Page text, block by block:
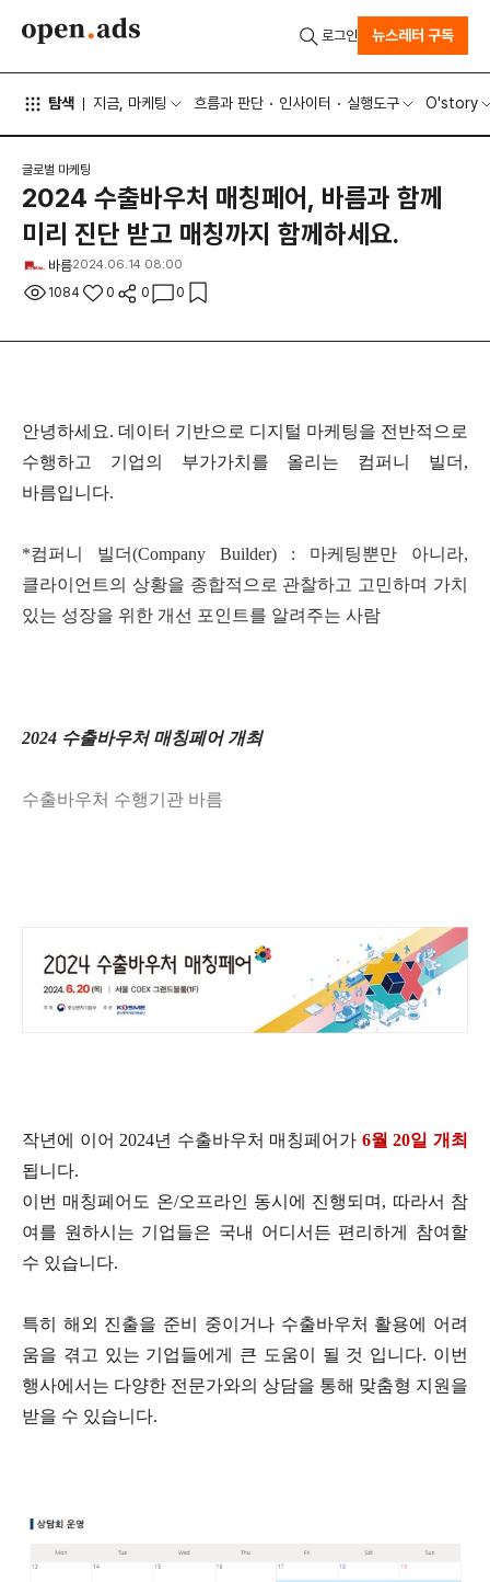
탐색 지금, 마케팅 흐름과 판단 인사이터 실행도구 O'story
로그인 뉴스레터 구독
글로벌 마케팅
2024 수출바우처 매칭페어, 바름과 함께
미리 진단 받고 매칭까지 함께하세요.
바름2024.06.14 08:00
1084 0 0 0
안녕하세요. 데이터 기반으로 디지털 마케팅을 전반적으로
수행하고 기업의 부가가치를 올리는 컴퍼니 빌더 ,
바름입니다.
*컴퍼니 빌더(Company Builder) : 마케팅뿐만 아니라,
클라이언트의 상황을 종합적으로 관찰하고 고민하며 가치
있는 성장을 위한 개선 포인트를 알려주는 사람
2024 수출바우처 매칭페어 개최
수출바우처 수행기관 바름
작년에 이어 2024년 수출바우처 매칭페어가 6월 20일 개최
됩니다.
이번 매칭페어도 온/오프라인 동시에 진행되며 , 따라서 참
여를 원하시는 기업들은 국내 어디서든 편리하게 참여할
수 있습니다.
특히 해외 진출을 준비 중이거나 수출바우처 활용에 어려
움을 겪고 있는 기업들에게 큰 도움이 될 것 입니다. 이번
행사에서는 다양한 전문가와의 상담을 통해 맞춤형 지원을
받을 수 있습니다.